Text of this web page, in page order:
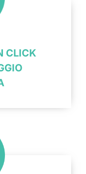
CLICK